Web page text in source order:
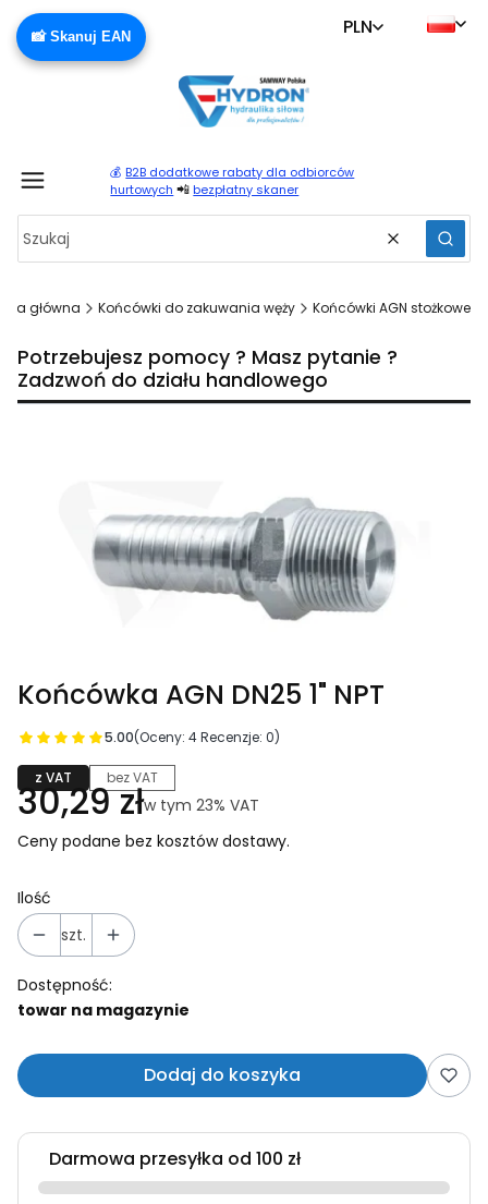
📸 Skanuj EAN PLN
💰 B2B dodatkowe rabaty dla odbiorców
hurtowych 📲 bezpłatny skaner
Wyczyść
główna Końcówki do zakuwania węży Końcówki AGN stożkowe
Potrzebujesz pomocy ? Masz pytanie ?
Zadzwoń do działu handlowego
Końcówka AGN DN25 1" NPT
5.00(Oceny: 4 Recenzje: 0)
z VAT bez VAT
Cena
30,29 złw tym 23% VAT
w tym 23% VAT
Ceny podane bez kosztów dostawy.
Ilość
szt.
Dostępność:
towar na magazynie
Dodaj do koszyka
Darmowa przesyłka od 100 zł